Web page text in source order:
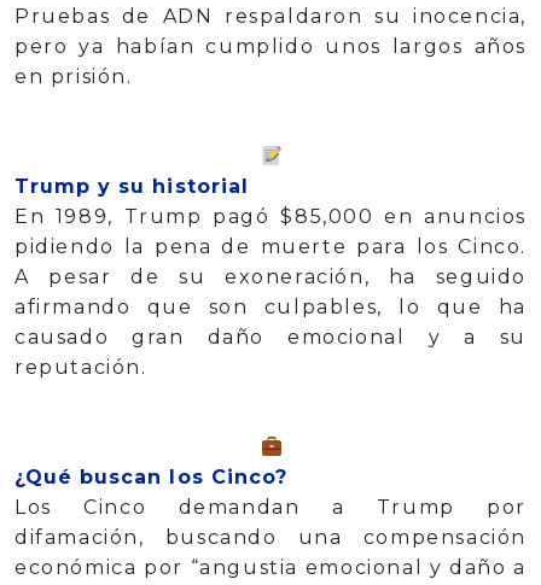
Pruebas de ADN respaldaron su inocencia,
pero ya habían cumplido unos largos años
en prisión.
Trump y su historial
En 1989, Trump pagó $85,000 en anuncios
pidiendo la pena de muerte para los Cinco.
A pesar de su exoneración, ha seguido
afirmando que son culpables, lo que ha
causado gran daño emocional y a su
reputación.
¿Qué buscan los Cinco?
Los Cinco demandan a Trump por
difamación, buscando una compensación
económica por “angustia emocional y daño a